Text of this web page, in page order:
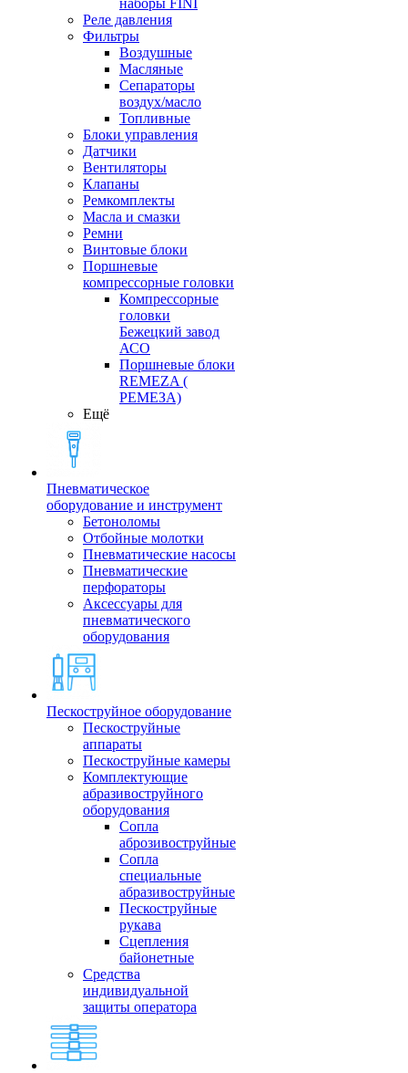
наборы FINI
Реле давления
Фильтры
Воздушные
Масляные
Сепараторы
воздух/масло
Топливные
Блоки управления
Датчики
Вентиляторы
Клапаны
Ремкомплекты
Масла и смазки
Ремни
Винтовые блоки
Поршневые
компрессорные головки
Компрессорные
головки
Бежецкий завод
АСО
Поршневые блоки
REMEZA (
РЕМЕЗА)
Ещё
Пневматическое
оборудование и инструмент
Бетоноломы
Отбойные молотки
Пневматические насосы
Пневматические
перфораторы
Аксессуары для
пневматического
оборудования
Пескоструйное оборудование
Пескоструйные
аппараты
Пескоструйные камеры
Комплектующие
абразивоструйного
оборудования
Сопла
аброзивоструйные
Сопла
специальные
абразивоструйные
Пескоструйные
рукава
Сцепления
байонетные
Средства
индивидуальной
защиты оператора